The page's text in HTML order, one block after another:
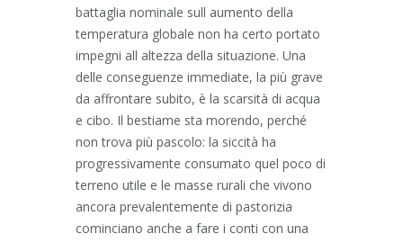
battaglia nominale sull aumento della
temperatura globale non ha certo portato
impegni all altezza della situazione. Una
delle conseguenze immediate, la più grave
da affrontare subito, è la scarsità di acqua
e cibo. Il bestiame sta morendo, perché
non trova più pascolo: la siccità ha
progressivamente consumato quel poco di
terreno utile e le masse rurali che vivono
ancora prevalentemente di pastorizia
cominciano anche a fare i conti con una